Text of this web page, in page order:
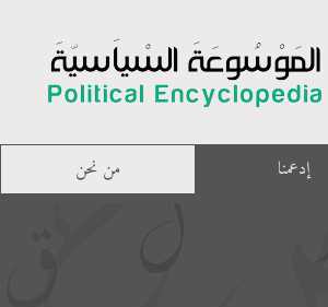
إدعمنا من نحن